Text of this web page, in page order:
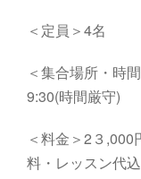
＜定員＞4名
＜集合場所・時
9:30(時間厳守)
＜料金＞2３
料・レッスン代込